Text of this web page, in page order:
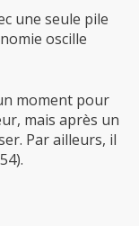
une seule pile
oscille
moment pour
mais après un
Par ailleurs, il